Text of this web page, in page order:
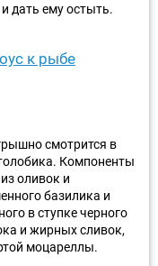
дать ему остыть.
к рыбе
смотрится в
Компоненты
оливок и
базилика и
в ступке черного
и жирных сливок,
моцареллы.